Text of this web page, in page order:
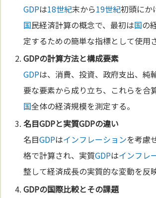
GDPは18世紀末から19世紀初頭にか
国民経済計算の概念で、最初は国の
定するための簡単な指標として使用
GDPの計算方法と構成要素
GDPは、消費、投資、政府支出、純
要な要素から成り立ち、これらを合
国全体の経済規模を測定する。
名目GDPと実質GDPの違い
名目GDPはインフレーションを考慮
格で計算され、実質GDPはインフレ
整して経済成長の実質的な変動を反
GDPの国際比較とその課題